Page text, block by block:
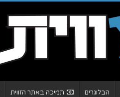
הבלוגרים תמיכה באתר הזווית